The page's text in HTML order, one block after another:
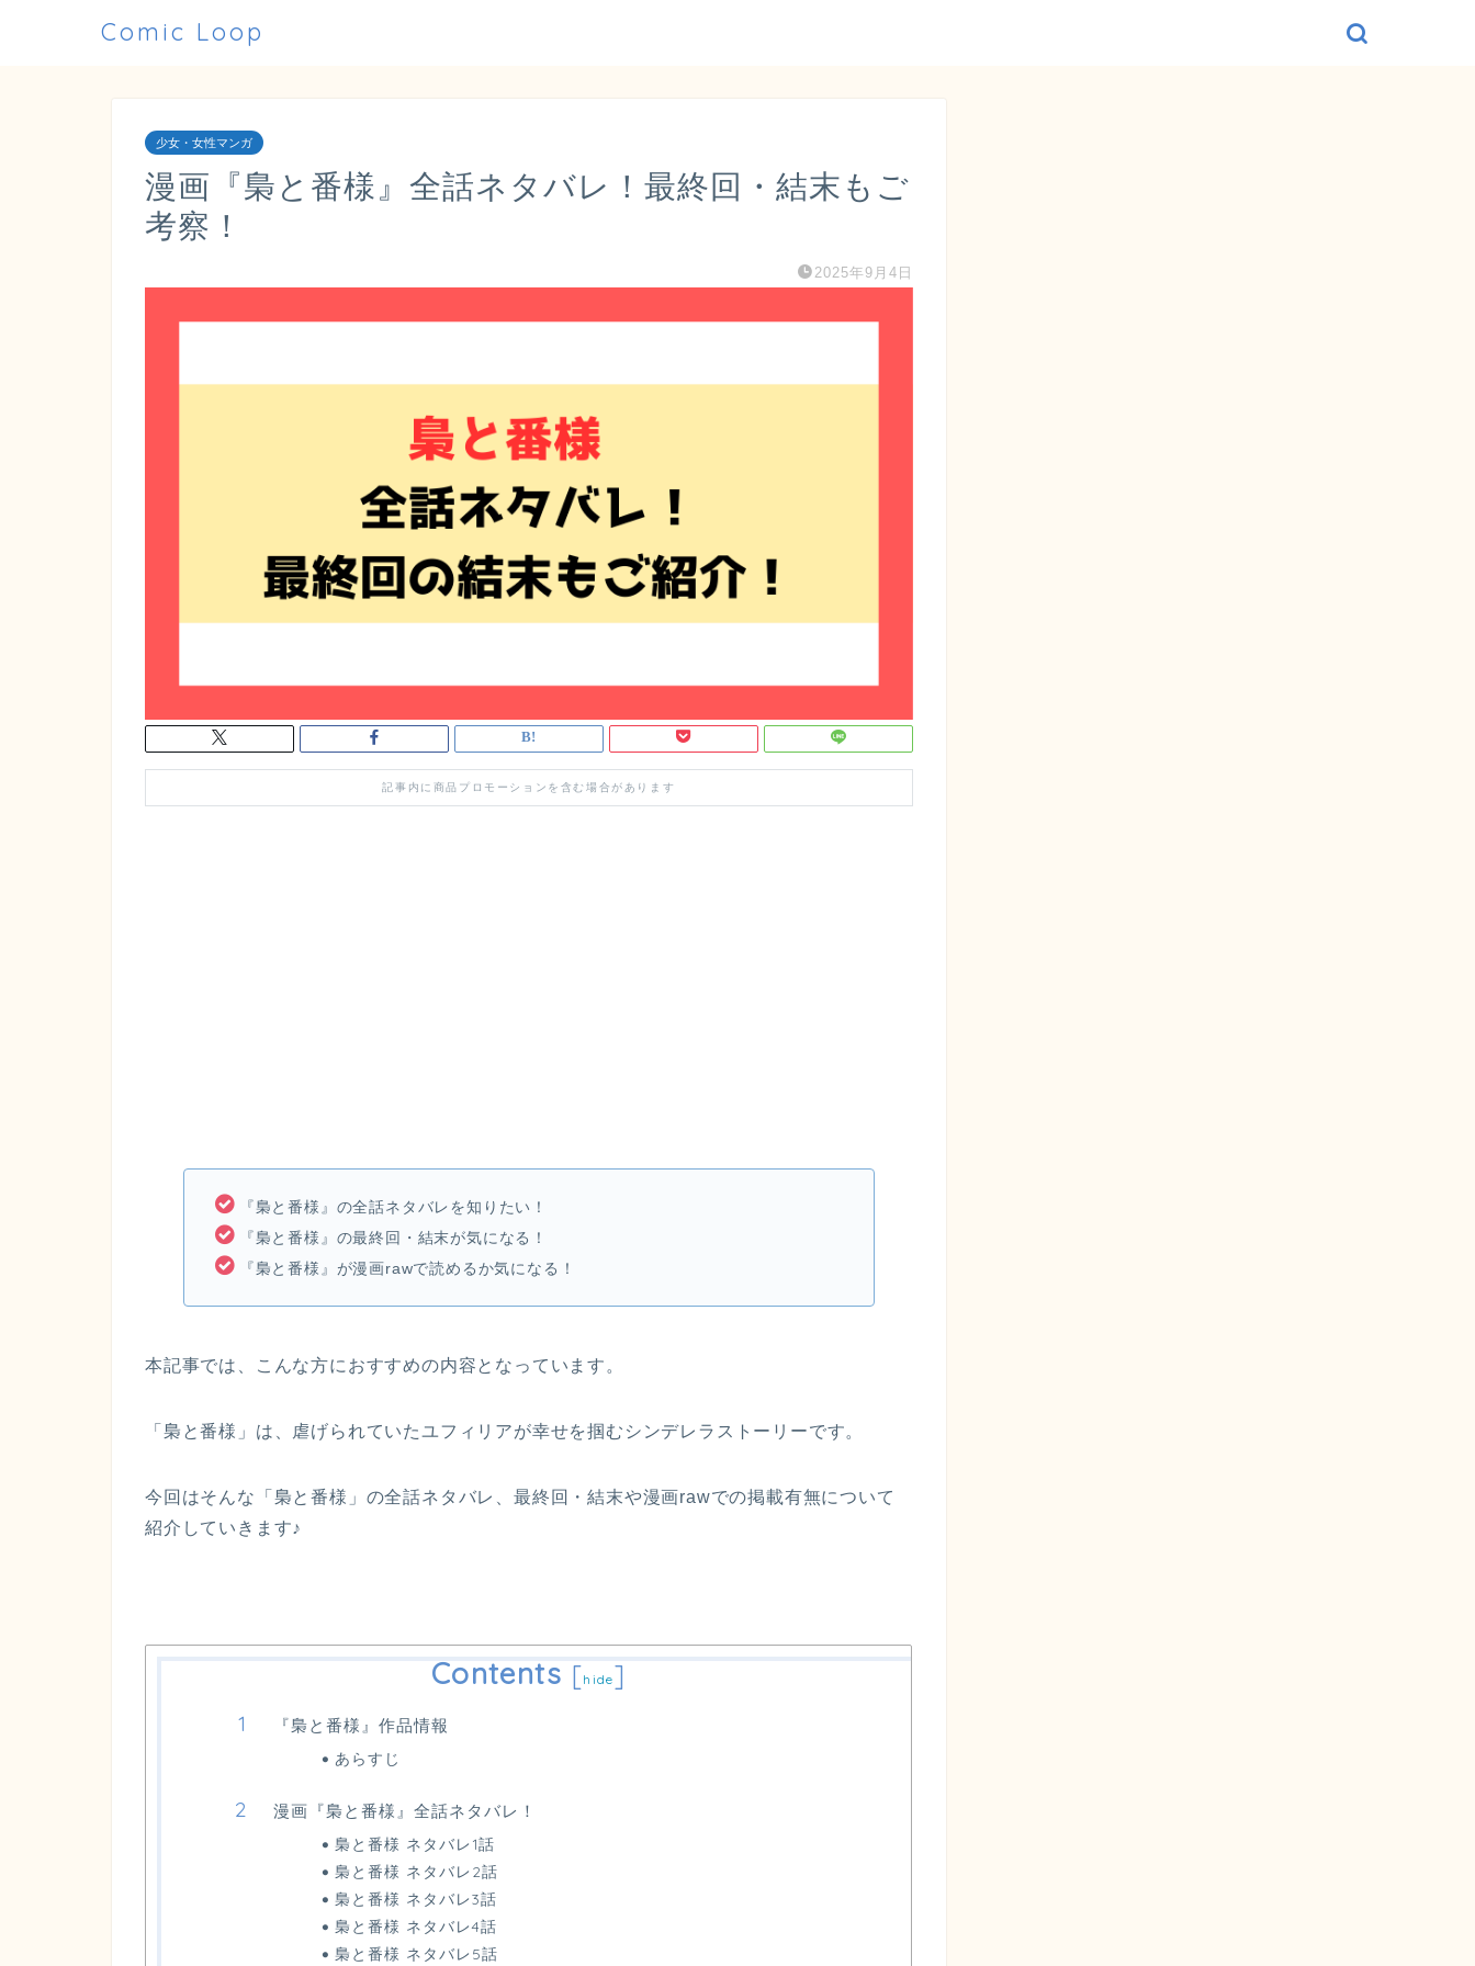
Comic Loop
少女・女性マンガ
漫画『梟と番様』全話ネタバレ！最終回・結末もご
考察！
2025年9月4日
記事内に商品プロモーションを含む場合があります
『梟と番様』の全話ネタバレを知りたい！
『梟と番様』の最終回・結末が気になる！
『梟と番様』が漫画rawで読めるか気になる！
本記事では、こんな方におすすめの内容となっています。
「梟と番様」は、虐げられていたユフィリアが幸せを掴むシンデレラストーリーです。
今回はそんな「梟と番様」の全話ネタバレ、最終回・結末や漫画rawでの掲載有無について
紹介していきます♪
Contents [hide]
『梟と番様』作品情報
あらすじ
漫画『梟と番様』全話ネタバレ！
梟と番様 ネタバレ1話
梟と番様 ネタバレ2話
梟と番様 ネタバレ3話
梟と番様 ネタバレ4話
梟と番様 ネタバレ5話